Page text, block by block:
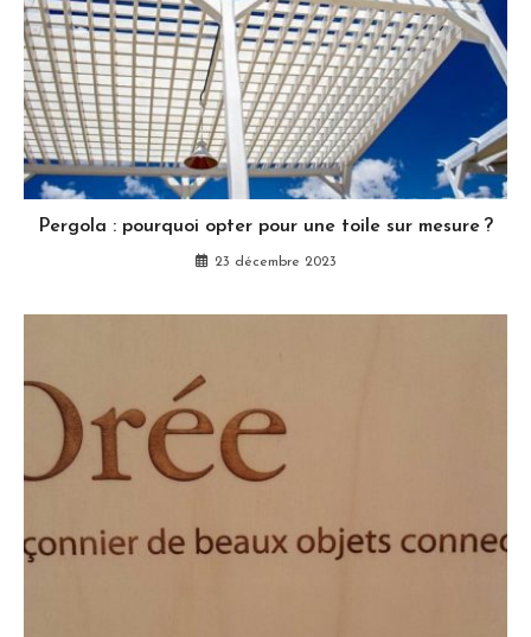
Pergola : pourquoi opter pour une toile sur mesure ?
23 décembre 2023